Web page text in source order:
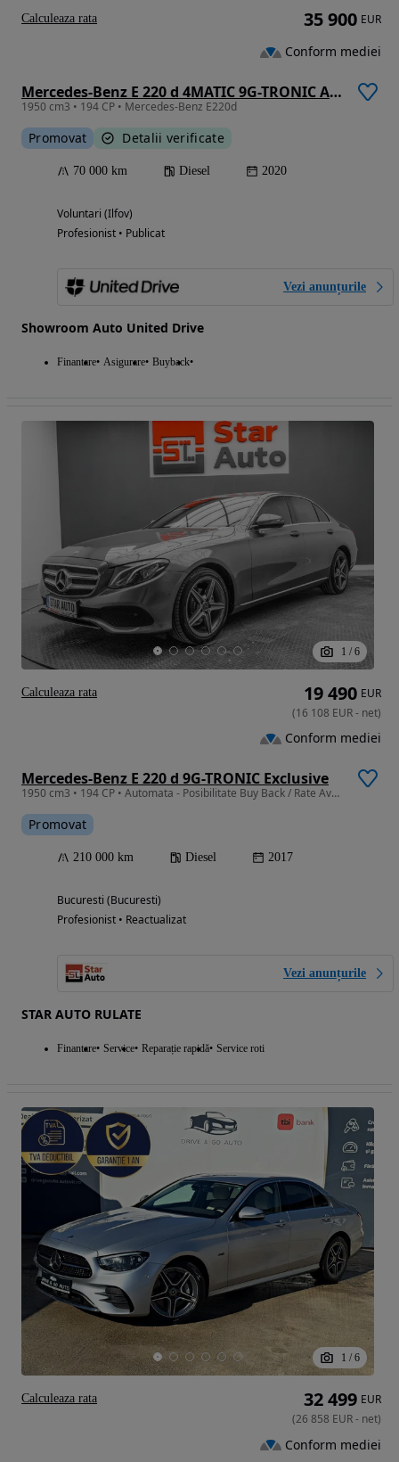
Mercedes-Benz E 220 d 4MATIC 9G-TRONIC AMG Line
1950 cm3 • 194 CP • Mercedes-Benz E220d
Promovat Detalii verificate
70 000 km Diesel 2020
Voluntari (Ilfov)
Profesionist • Publicat
Vezi anunțurile
Showroom Auto United Drive
Finantare Asigurare Buyback
35 900 EUR
Conform mediei
Calculeaza rata
1 / 6
Mercedes-Benz E 220 d 9G-TRONIC Exclusive
1950 cm3 • 194 CP • Automata - Posibilitate Buy Back / Rate Avans 0% / Garantie 36 Luni
Promovat
210 000 km Diesel 2017
Bucuresti (Bucuresti)
Profesionist • Reactualizat
Vezi anunțurile
STAR AUTO RULATE
Finantare Service Reparație rapidă Service roti
19 490 EUR
(16 108 EUR- net)
Conform mediei
Calculeaza rata
1 / 6
32 499 EUR
(26 858 EUR- net)
Conform mediei
Calculeaza rata